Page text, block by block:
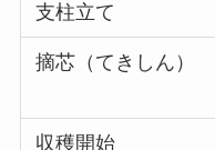
支柱立て
摘芯（てきしん）
収穫開始